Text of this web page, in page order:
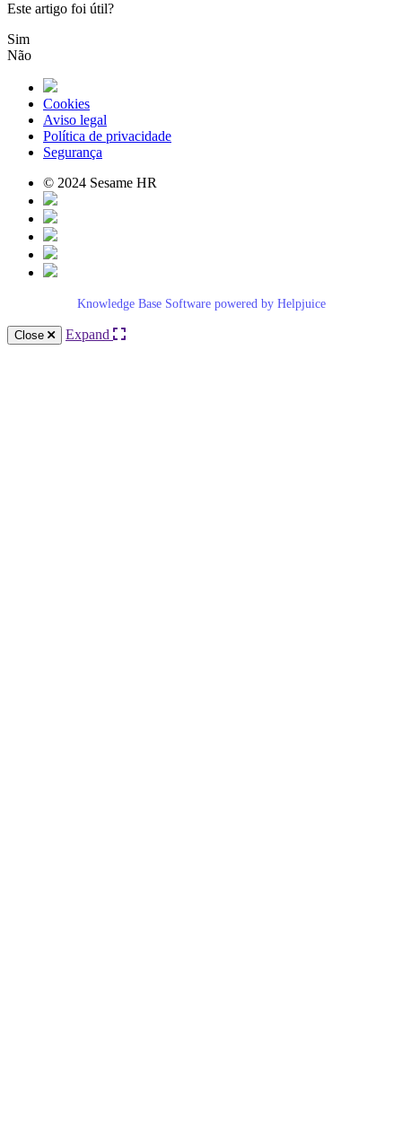
Este artigo foi útil?
Sim
Não
Cookies
Aviso legal
Política de privacidade
Segurança
© 2024 Sesame HR
Knowledge Base Software powered by Helpjuice
Close Expand